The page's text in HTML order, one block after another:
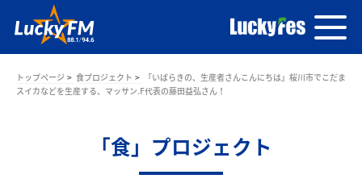
トップページ 食プロジェクト
「いばらきの、生産者さんこんにちは」桜川市でこだま
スイカなどを生産する、マッサン.F代表の藤田益弘さん！
「食」プロジェクト